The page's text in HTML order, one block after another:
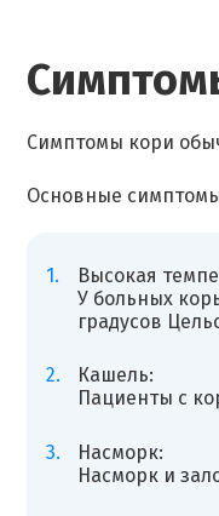
Симптомы кори
Основные
Высокая
У больных
градусов
Кашель:
Пациенты с
Насморк:
Насморк и